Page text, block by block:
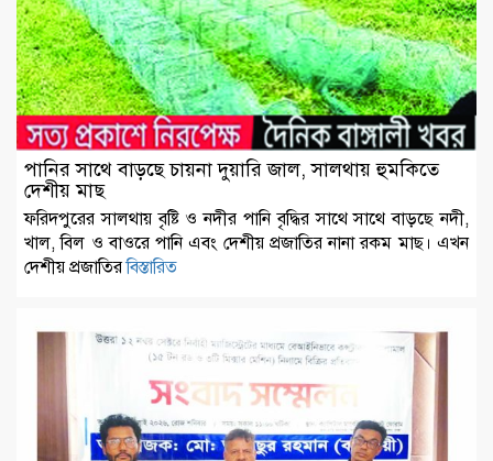
পানির সাথে বাড়ছে চায়না দুয়ারি জাল, সালথায় হুমকিতে
দেশীয় মাছ
ফরিদপুরের সালথায় বৃষ্টি ও নদীর পানি বৃদ্ধির সাথে সাথে বাড়ছে নদী,
খাল, বিল ও বাওরে পানি এবং দেশীয় প্রজাতির নানা রকম মাছ। এখন
দেশীয় প্রজাতিরবিস্তারিত